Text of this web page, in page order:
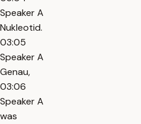
Speaker A
Nukleotid.
03:05
Speaker A
Genau,
03:06
Speaker A
was